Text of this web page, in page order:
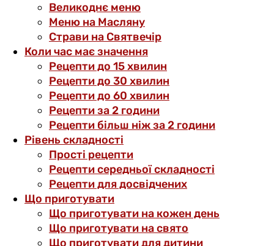
Великоднє меню
Меню на Масляну
Страви на Святвечір
Коли час має значення
Рецепти до 15 хвилин
Рецепти до 30 хвилин
Рецепти до 60 хвилин
Рецепти за 2 години
Рецепти більш ніж за 2 години
Рівень складності
Прості рецепти
Рецепти середньої складності
Рецепти для досвідчених
Що приготувати
Що приготувати на кожен день
Що приготувати на свято
Що приготувати для дитини